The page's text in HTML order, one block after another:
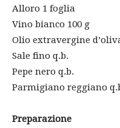
Alloro 1 foglia
Vino bianco 100 g
Olio extravergine
Sale fino q.b.
Pepe nero q.b.
Parmigiano reggiano
Preparazione